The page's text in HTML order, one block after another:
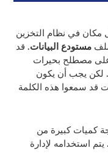
مكان في نظام التخزين
ملفمستودع البيانات. قد
على مصطلح بحيرات
لكن يجب أن يكون
قد سمعوا هذه الكلمة
كميات كبيرة من
يتم استخدامه لإدارة